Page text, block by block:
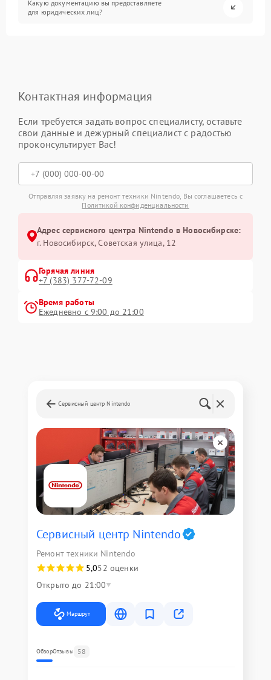
Какую документацию вы предоставляете
для юридических лиц?
Контактная информация
Если требуется задать вопрос специалисту, оставьте
свои данные и дежурный специалист с радостью
проконсультирует Вас!
Отправляя заявку на ремонт техники Nintendo, Вы соглашаетесь с
Политикой конфиденциальности
Адрес сервисного центра Nintendo в Новосибирске:
г. Новосибирск, Советская улица, 12
Горячая линия
+7 (383) 377-72-09
Время работы
Ежедневно с 9:00 до 21:00
Сервисный центр Nintendo
Сервисный центр Nintendo
Ремонт техники Nintendo
5,052 оценки
Открыто до 21:00
Маршрут
ОбзорОтзывы 58